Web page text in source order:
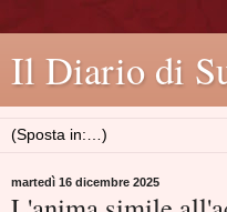
Il Diario di
martedì 16 dicembre 2025